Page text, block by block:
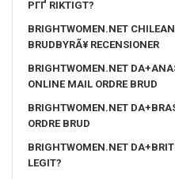
PГҐ RIKTIGT?
BRIGHTWOMEN.NET
BRUDBYRÃ¥ RECENSIONER
BRIGHTWOMEN.NET
ONLINE MAIL ORDRE BRUD
BRIGHTWOMEN.NET
ORDRE BRUD
BRIGHTWOMEN.NET
LEGIT?